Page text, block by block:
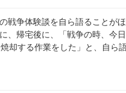
戦争体験談を自ら語ることが
、帰宅後に、「戦争の時、今
却する作業をした」と、自ら